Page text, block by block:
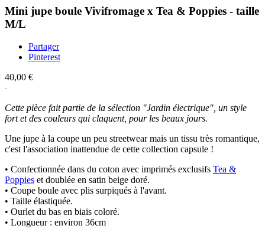
Mini jupe boule Vivifromage x Tea & Poppies - taille
M/L
Partager
Pinterest
40,00 €
Cette pièce fait partie de la sélection "Jardin électrique", un style
fort et des couleurs qui claquent, pour les beaux jours.
Une jupe à la coupe un peu streetwear mais un tissu très romantique,
c'est l'association inattendue de cette collection capsule !
• Confectionnée dans du coton avec imprimés exclusifs Tea &
Poppies et doublée en satin beige doré.
• Coupe boule avec plis surpiqués à l'avant.
• Taille élastiquée.
• Ourlet du bas en biais coloré.
• Longueur : environ 36cm